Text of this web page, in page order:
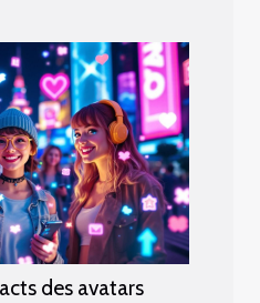
des avatars